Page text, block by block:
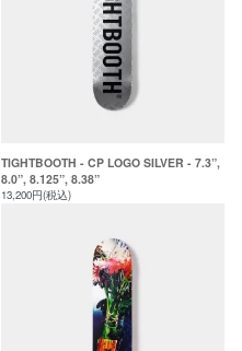
TIGHTBOOTH - CP LOGO SILVER - 7.3”,
8.0”, 8.125”, 8.38”
13,200円(税込)